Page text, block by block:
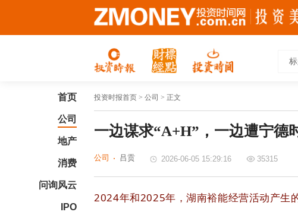
首页
公司
地产
消费
问询风云
IPO
投资时报首页 > 公司 > 正文
一边谋求“A+H”，一边遭宁德
公司 吕贡 2026-06-05 15:29:16 35315
2024年和2025年，湖南裕能经营活动产生